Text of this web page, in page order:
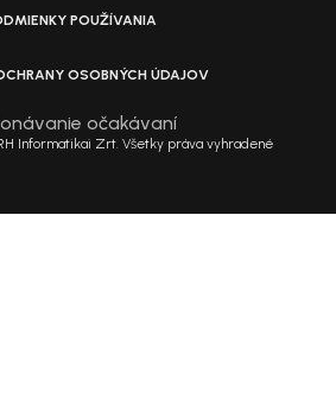
POUŽÍVANIA
OSOBNÝCH ÚDAJOV
očakávaní
Informatikai Zrt. Všetky práva vyhradené